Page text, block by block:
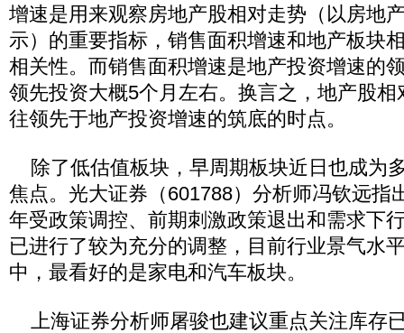
增速是用来观察房地产股相对走势（以房地
示）的重要指标，销售面积增速和地产板块
相关性。而销售面积增速是地产投资增速的
领先投资大概5个月左右。换言之，地产股
往领先于地产投资增速的筑底的时点。
除了低估值板块，早周期板块近日也成为
焦点。光大证券（601788）分析师冯钦远指
年受政策调控、前期刺激政策退出和需求下
已进行了较为充分的调整，目前行业景气水
中，最看好的是家电和汽车板块。
上海证券分析师屠骏也建议重点关注库存